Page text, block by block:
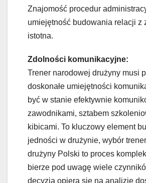
Znajomość procedur
umiejętność budowania relacji z
istotna.
Zdolności komunikacyjne:
Trener narodowej drużyny musi
doskonałe umiejętności
być w stanie efektywnie
zawodnikami, sztabem
kibicami. To kluczowy element
jedności w drużynie, wybór
drużyny Polski to proces
bierze pod uwagę wiele
decyzja opiera się na analizie